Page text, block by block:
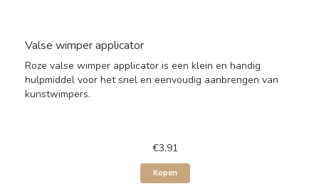
Valse wimper applicator
Roze valse wimper applicator is een klein en handig
hulpmiddel voor het snel en eenvoudig aanbrengen van
kunstwimpers.
€3,91
Kopen